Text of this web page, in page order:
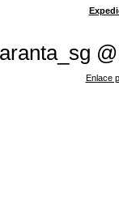
@
Enlace